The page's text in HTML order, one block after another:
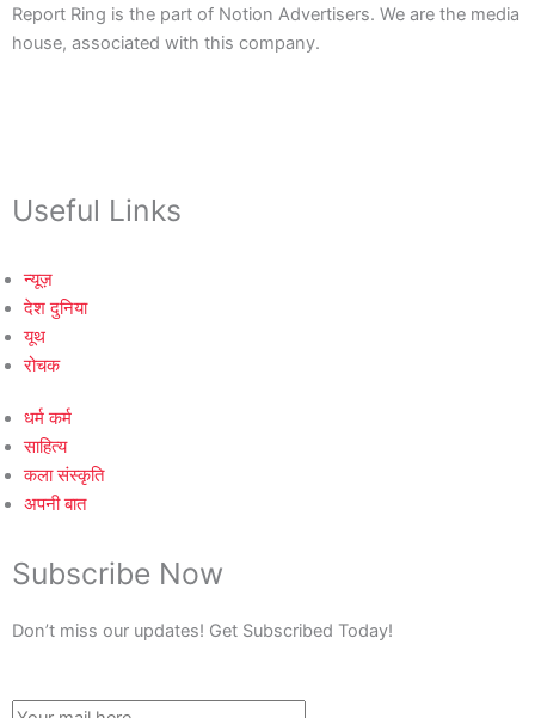
Report Ring is the part of Notion Advertisers. We are the media
house, associated with this company.
Useful Links
न्यूज़
देश दुनिया
यूथ
रोचक
धर्म कर्म
साहित्य
कला संस्कृति
अपनी बात
Subscribe Now
Don’t miss our updates! Get Subscribed Today!